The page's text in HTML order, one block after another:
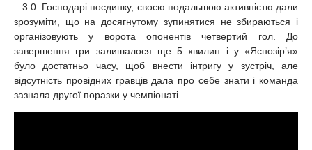
– 3:0. Господарі поєдинку, своєю подальшою активністю дали
зрозуміти, що на досягнутому зупинятися не збираються і
організовують у ворота опонентів четвертий гол. До
завершення гри залишалося ще 5 хвилин і у «Яснозір’я»
було достатньо часу, щоб внести інтригу у зустріч, але
відсутність провідних гравців дала про себе знати і команда
зазнала другої поразки у чемпіонаті.